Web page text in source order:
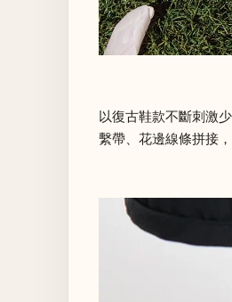
以復古鞋款不斷刺激
繫帶、花邊線條拼接